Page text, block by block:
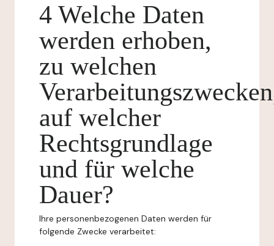
4 Welche Daten
werden erhoben,
zu welchen
auf welcher
Rechtsgrundlage
und für welche
Dauer?
Ihre personenbezogenen Daten werden für
folgende Zwecke verarbeitet: